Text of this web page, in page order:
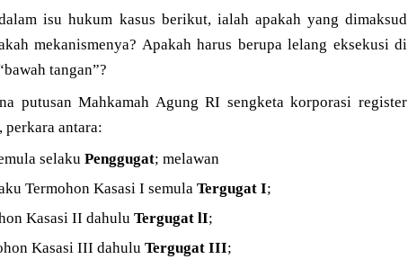
isu hukum kasus berikut, ialah apakah yang dimaksud
mekanismenya? Apakah harus berupa lelang eksekusi di
tangan”?
putusan Mahkamah Agung RI sengketa korporasi register
perkara antara:
selaku Penggugat; melawan
Termohon Kasasi I semula Tergugat I;
Kasasi II dahulu Tergugat lI;
Kasasi III dahulu Tergugat III;